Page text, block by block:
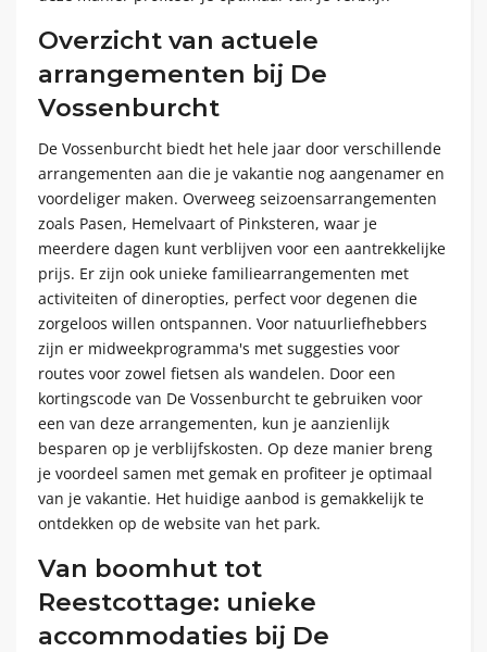
Overzicht van actuele
arrangementen bij De
Vossenburcht
De Vossenburcht biedt het hele jaar door verschillende
arrangementen aan die je vakantie nog aangenamer en
voordeliger maken. Overweeg seizoensarrangementen
zoals Pasen, Hemelvaart of Pinksteren, waar je
meerdere dagen kunt verblijven voor een aantrekkelijke
prijs. Er zijn ook unieke familiearrangementen met
activiteiten of dineropties, perfect voor degenen die
zorgeloos willen ontspannen. Voor natuurliefhebbers
zijn er midweekprogramma's met suggesties voor
routes voor zowel fietsen als wandelen. Door een
kortingscode van De Vossenburcht te gebruiken voor
een van deze arrangementen, kun je aanzienlijk
besparen op je verblijfskosten. Op deze manier breng
je voordeel samen met gemak en profiteer je optimaal
van je vakantie. Het huidige aanbod is gemakkelijk te
ontdekken op de website van het park.
Van boomhut tot
Reestcottage: unieke
accommodaties bij De